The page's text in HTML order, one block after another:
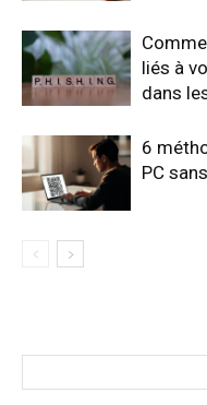
liés à
dans
6
PC